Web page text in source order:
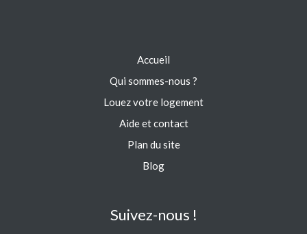
Accueil
Qui sommes-nous ?
Louez votre logement
Aide et contact
Plan du site
Blog
Suivez-nous !